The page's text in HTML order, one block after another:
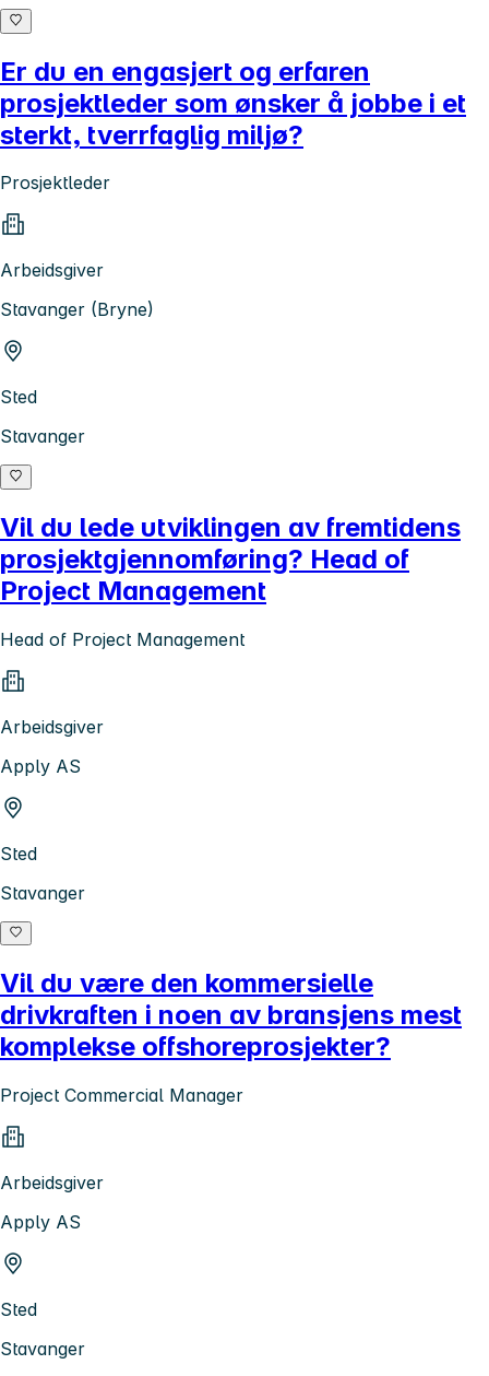
Er du en engasjert og erfaren
prosjektleder som ønsker å jobbe i et
sterkt, tverrfaglig miljø?
Prosjektleder
Arbeidsgiver
Stavanger (Bryne)
Sted
Stavanger
Vil du lede utviklingen av fremtidens
prosjektgjennomføring? Head of
Project Management
Head of Project Management
Arbeidsgiver
Apply AS
Sted
Stavanger
Vil du være den kommersielle
drivkraften i noen av bransjens mest
komplekse offshoreprosjekter?
Project Commercial Manager
Arbeidsgiver
Apply AS
Sted
Stavanger